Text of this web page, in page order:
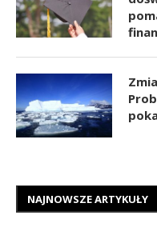
NAJNOWSZE ARTYKUŁY